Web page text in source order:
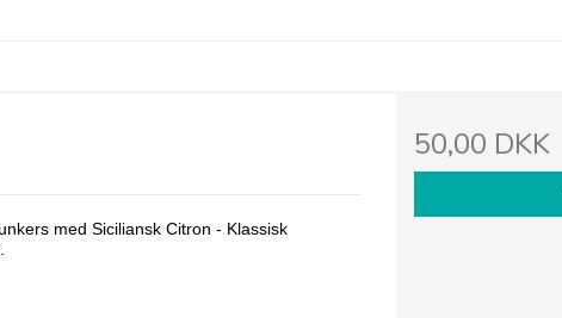
med Siciliansk Citron - Klassisk
50,00 DKK